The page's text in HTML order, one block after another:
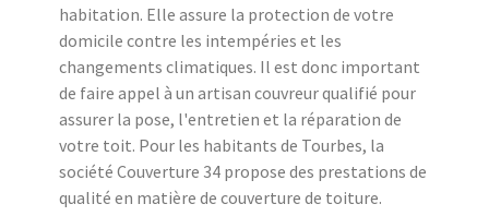
habitation. Elle assure la protection de votre
domicile contre les intempéries et les
changements climatiques. Il est donc important
de faire appel à un artisan couvreur qualifié pour
assurer la pose, l'entretien et la réparation de
votre toit. Pour les habitants de Tourbes, la
société Couverture 34 propose des prestations de
qualité en matière de couverture de toiture.